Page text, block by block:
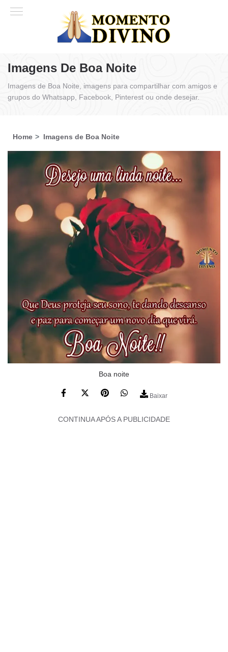
Imagens De Boa Noite
Imagens de Boa Noite, imagens para compartilhar com amigos e
grupos do Whatsapp, Facebook, Pinterest ou onde desejar.
Home Imagens de Boa Noite
Boa noite
Baixar
CONTINUA APÓS A PUBLICIDADE